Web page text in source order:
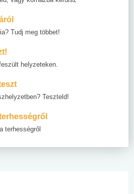
Tudj meg többet!
helyzeteken.
Teszteld!
terhességről